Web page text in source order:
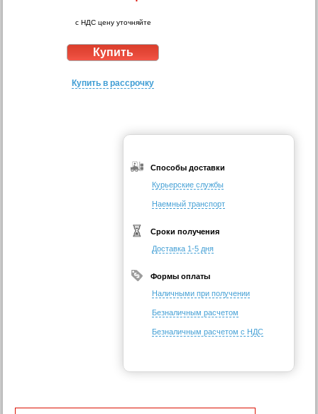
с НДС цену уточняйте
Купить в рассрочку
Способы доставки
Курьерские службы
Наемный транспорт
Сроки получения
Доставка 1-5 дня
Формы оплаты
Наличными при получении
Безналичным расчетом
Безналичным расчетом с НДС